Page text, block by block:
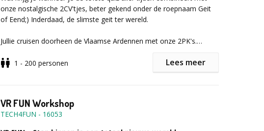
onze nostalgische 2CV'tjes, beter gekend onder de roepnaam Geit
of Eend;) Inderdaad, de slimste geit ter wereld.
Jullie cruisen doorheen de Vlaamse Ardennen met onze 2PK's.
het aangeduide punt op kaart.
vierwieler. Na het oplossen van de vragen en raadsels krijgen jullie
live feedback over de score van de anderen.
1 - 200 personen Lees meer
VR FUN Workshop
TECH4FUN - 16053